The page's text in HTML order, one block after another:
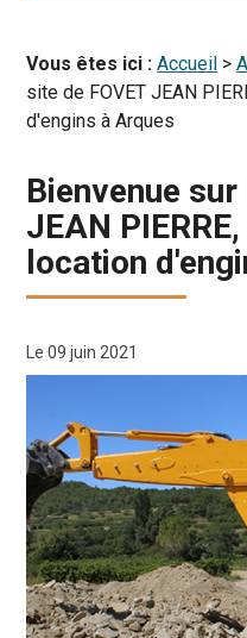
Vous êtes ici : Accueil >
site de FOVET JEAN
d'engins à Arques
Bienvenue
JEAN
location
Le 09 juin 2021